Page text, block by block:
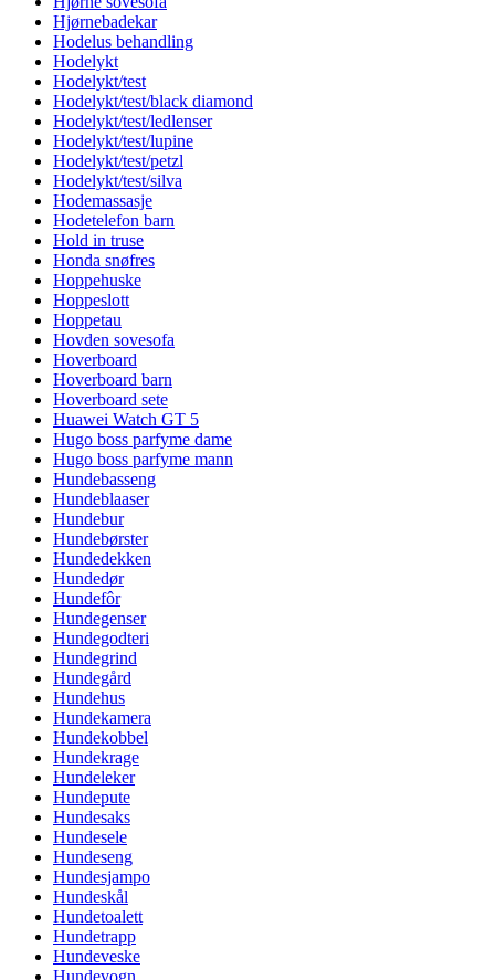
Hjørnebadekar
Hodelus behandling
Hodelykt
Hodelykt/test
Hodelykt/test/black diamond
Hodelykt/test/ledlenser
Hodelykt/test/lupine
Hodelykt/test/petzl
Hodelykt/test/silva
Hodemassasje
Hodetelefon barn
Hold in truse
Honda snøfres
Hoppehuske
Hoppeslott
Hoppetau
Hovden sovesofa
Hoverboard
Hoverboard barn
Hoverboard sete
Huawei Watch GT 5
Hugo boss parfyme dame
Hugo boss parfyme mann
Hundebasseng
Hundeblaaser
Hundebur
Hundebørster
Hundedekken
Hundedør
Hundefôr
Hundegenser
Hundegodteri
Hundegrind
Hundegård
Hundehus
Hundekamera
Hundekobbel
Hundekrage
Hundeleker
Hundepute
Hundesaks
Hundesele
Hundeseng
Hundesjampo
Hundeskål
Hundetoalett
Hundetrapp
Hundeveske
Hundevogn